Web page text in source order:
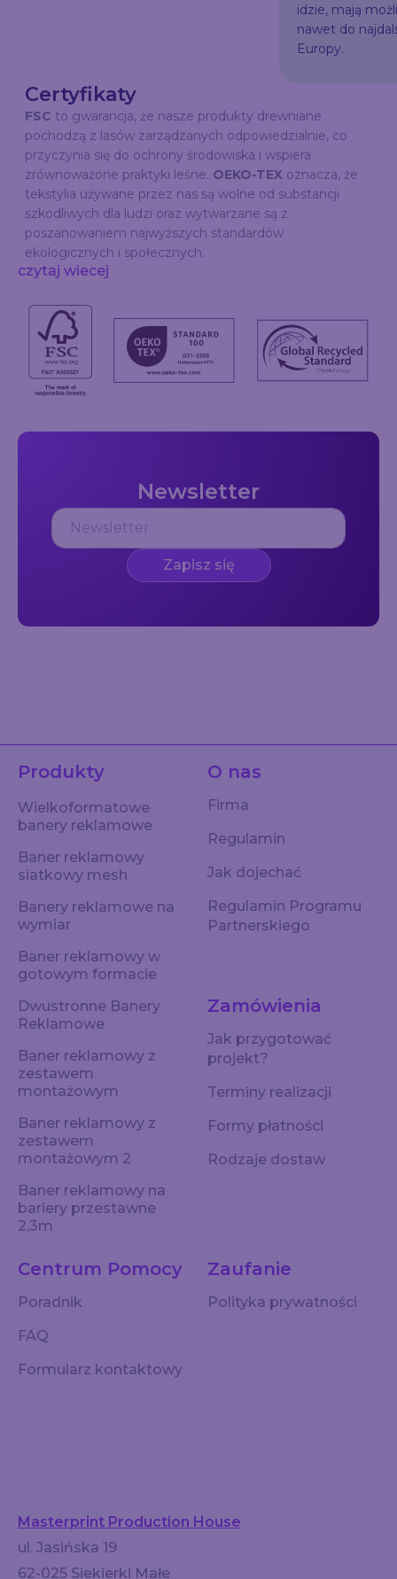
idzie, mają
nawet do
Europy.
Certyfikaty
FSC to gwarancja, że nasze produkty drewniane
pochodzą z lasów zarządzanych odpowiedzialnie, co
przyczynia się do ochrony środowiska i wspiera
zrównoważone praktyki leśne. OEKO-TEX oznacza, że
tekstylia używane przez nas są wolne od substancji
szkodliwych dla ludzi oraz wytwarzane są z
poszanowaniem najwyższych standardów
ekologicznych i społecznych.
czytaj wiecej
Newsletter
Zapisz się
Produkty
Wielkoformatowe
banery reklamowe
Baner reklamowy
siatkowy mesh
Banery reklamowe na
wymiar
Baner reklamowy w
gotowym formacie
Dwustronne Banery
Reklamowe
Baner reklamowy z
zestawem
montażowym
Baner reklamowy z
zestawem
montażowym 2
Baner reklamowy na
bariery przestawne
2,3m
O nas
Firma
Regulamin
Jak dojechać
Regulamin Programu
Partnerskiego
Centrum Pomocy
Poradnik
FAQ
Formularz kontaktowy
Zaufanie
Polityka prywatności
Zamówienia
Jak przygotować
projekt?
Terminy realizacji
Formy płatności
Rodzaje dostaw
Masterprint Production House
ul. Jasińska 19
62-025 Siekierki Małe